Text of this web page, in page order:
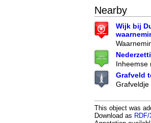
Nearby
Wijk bij
Inheemse
Grafveld
Grafveldje
This object was
Download as